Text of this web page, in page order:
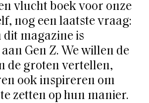
vlucht boek voor onze
nog een laatste vraag:
dit magazine is
Gen Z. We willen de
de groten vertellen,
ook inspireren om
zetten op hun manier.